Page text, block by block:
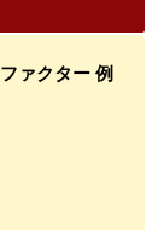
ァクター 例